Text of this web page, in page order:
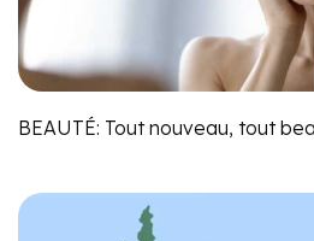
BEAUTÉ: Tout nouveau, tout